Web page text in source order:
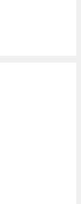
exploramos
vinos
será quien
Pepe. ¡Hasta